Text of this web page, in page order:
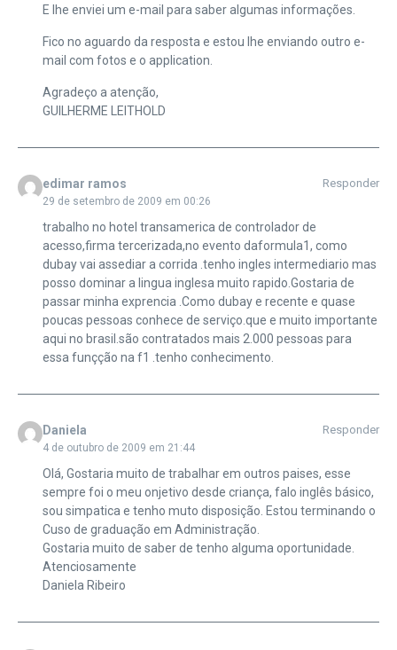
E lhe enviei um e-mail para saber algumas informações.
Fico no aguardo da resposta e estou lhe enviando outro e-
mail com fotos e o application.
Agradeço a atenção,
GUILHERME LEITHOLD
edimar ramos
29 de setembro de 2009 em 00:26
Responder
trabalho no hotel transamerica de controlador de
acesso,firma tercerizada,no evento daformula1, como
dubay vai assediar a corrida .tenho ingles intermediario mas
posso dominar a lingua inglesa muito rapido.Gostaria de
passar minha exprencia .Como dubay e recente e quase
poucas pessoas conhece de serviço.que e muito importante
aqui no brasil.são contratados mais 2.000 pessoas para
essa funçção na f1 .tenho conhecimento.
Daniela
4 de outubro de 2009 em 21:44
Responder
Olá, Gostaria muito de trabalhar em outros paises, esse
sempre foi o meu onjetivo desde criança, falo inglês básico,
sou simpatica e tenho muto disposição. Estou terminando o
Cuso de graduação em Administração.
Gostaria muito de saber de tenho alguma oportunidade.
Atenciosamente
Daniela Ribeiro